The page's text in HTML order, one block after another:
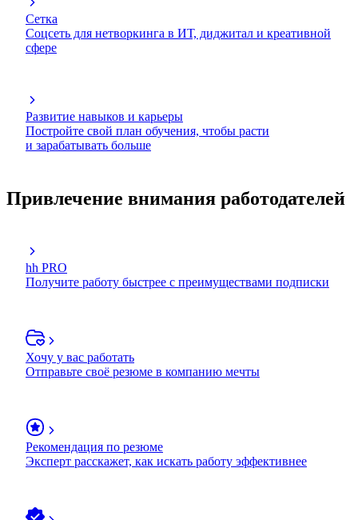
Сетка
Соцсеть для нетворкинга в ИТ, диджитал и креативной
сфере
Развитие навыков и карьеры
Постройте свой план обучения, чтобы расти
и зарабатывать больше
Привлечение внимания работодателей
hh PRO
Получите работу быстрее с преимуществами подписки
Хочу у вас работать
Отправьте своё резюме в компанию мечты
Рекомендация по резюме
Эксперт расскажет, как искать работу эффективнее